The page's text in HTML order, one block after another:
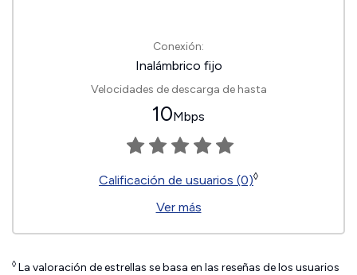
Conexión:
Inalámbrico fijo
Velocidades de descarga de hasta
10Mbps
Calificación de usuarios (0)◊
Ver más
◊ La valoración de estrellas se basa en las reseñas de los usuarios